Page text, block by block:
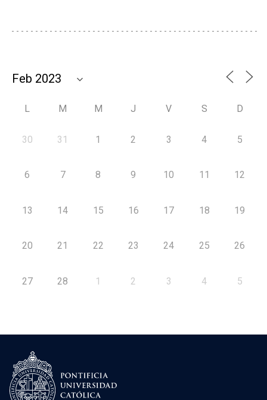
L M M J V S D
30 31 1 2 3 4 5
6 7 8 9 10 11 12
13 14 15 16 17 18 19
20 21 22 23 24 25 26
27 28 1 2 3 4 5